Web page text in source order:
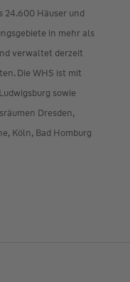
24.600 Häuser und
in mehr als
verwaltet derzeit
Die WHS ist mit
sowie
Dresden,
Köln, Bad Homburg